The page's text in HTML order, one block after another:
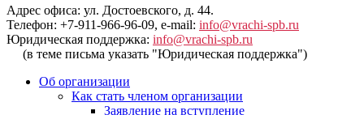
Адрес офиса: ул. Достоевского, д. 44.
Телефон: +7-911-966-96-09, e-mail: info@vrachi-spb.ru
Юридическая поддержка: info@vrachi-spb.ru
(в теме письма указать "Юридическая поддержка")
Об организации
Как стать членом организации
Заявление на вступление